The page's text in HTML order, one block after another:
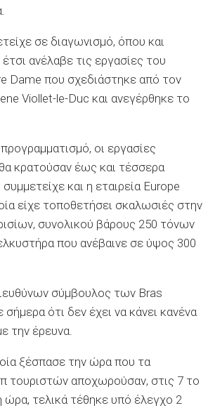
σε διαγωνισμό, όπου και
ανέλαβε τις εργασίες του
Dame που σχεδιάστηκε από τον
Viollet-le-Duc και ανεγέρθηκε το
οι εργασίες
κρατούσαν έως και τέσσερα
και η εταιρεία Europe
είχε τοποθετήσει σκαλωσιές στην
συνολικού βάρους 250 τόνων
που ανέβαινε σε ύψος 300
σύμβουλος των Bras
ότι δεν έχει να κάνει κανένα
την έρευνα.
ξέσπασε την ώρα που τα
τουριστών αποχωρούσαν, στις 7 το
ώρα, τελικά τέθηκε υπό έλεγχο 2